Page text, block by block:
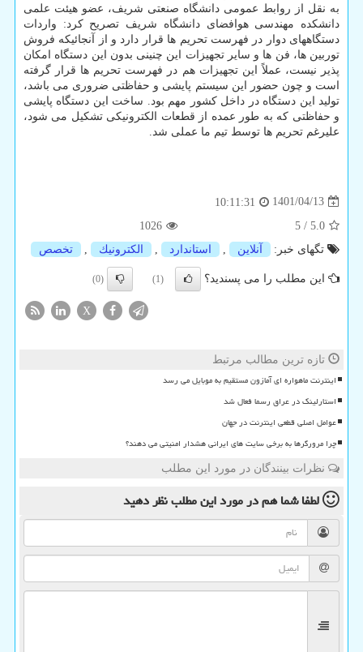
به نقل از روابط عمومی دانشگاه صنعتی شریف، عضو هیئت علمی
دانشکده مهندسی هوافضای دانشگاه شریف تصریح کرد: واردات
دستگاههای دوار در فهرست تحریم ها قرار دارد و از آنجائیکه فروش
توربین ها، فن ها و سایر تجهیزات این چنینی بدون این دستگاه امکان
پذیر نیست، عملاً این تجهیزات هم در فهرست تحریم ها قرار گرفته
است و چون حضور این سیستم پایشی و حفاظتی ضروری می باشد،
تولید این دستگاه در داخل کشور مهم بود. ساخت این دستگاه پایشی
و حفاظتی که به طور عمده از قطعات الکترونیکی تشکیل می شود،
علیرغم تحریم ها توسط تیم ما عملی شد.
1401/04/13
10:11:31
5.0
/
5
1026
تگهای خبر:
آنلاین استاندارد الكترونیك تخصص
این مطلب را می پسندید؟ (1)
(0)
X
تازه ترین مطالب مرتبط
اینترنت ماهواره ای آمازون مستقیم به موبایل می رسد
استارلینک در عراق رسما فعال شد
عوامل اصلی قطعی اینترنت در جهان
چرا مرورگرها به برخی سایت های ایرانی هشدار امنیتی می دهند؟
نظرات بینندگان در مورد این مطلب
لطفا شما همدر مورد این مطلبنظر دهید